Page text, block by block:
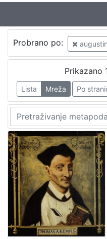
Probrano po:
Prikazano
Lista Mreža Po